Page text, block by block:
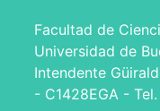
Facultad de
Universidad de
Intendente
- C1428EGA -